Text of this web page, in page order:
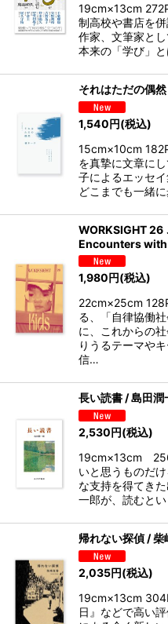
19cm×13cm
制高校や書店を
作家、文筆家と
本来の「学び」
それはただの偶
1,540円(税込)
15cm×10cm
を真摯に文章に
子によるエッセ
どこまでも一緒
WORKSIGHT
Encounters
1,980円(税込)
22cm×25cm
る、「自律協働
に、これからの
りうるテーマや
信…
長い読書 / 島田潤
2,530円(税込)
19cm×13cm
いと思うものだ
な支持を得てき
一郎が、読むと
帰れない探偵 / 柴
2,035円(税込)
19cm×13cm
日』などで高い